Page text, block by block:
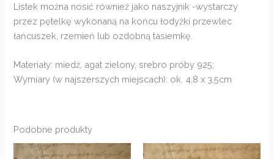
Listek można nosić również jako naszyjnik -wystarczy
przez pętelkę wykonaną na końcu łodyżki przewlec
łańcuszek, rzemień lub ozdobną tasiemkę.
Materiały: miedź, agat zielony, srebro próby 925;
Wymiary (w najszerszych miejscach): ok. 4,8 x 3,5cm
Podobne produkty